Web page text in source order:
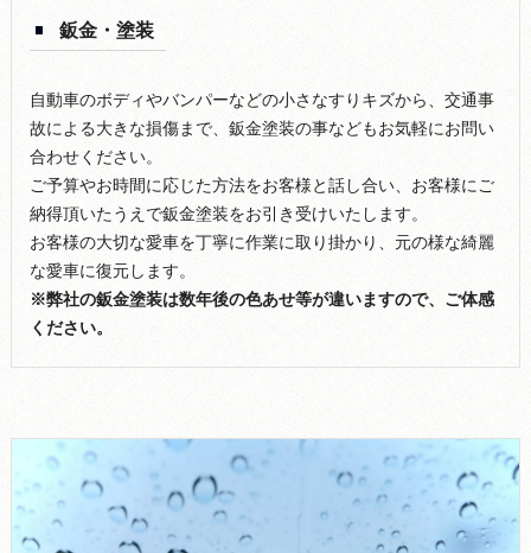
鈑金・塗装
自動車のボディやバンパーなどの小さなすりキズから、交通事
故による大きな損傷まで、鈑金塗装の事などもお気軽にお問い
合わせください。
ご予算やお時間に応じた方法をお客様と話し合い、お客様にご
納得頂いたうえで鈑金塗装をお引き受けいたします。
お客様の大切な愛車を丁寧に作業に取り掛かり、元の様な綺麗
な愛車に復元します。
※弊社の鈑金塗装は数年後の色あせ等が違いますので、ご体感
ください。